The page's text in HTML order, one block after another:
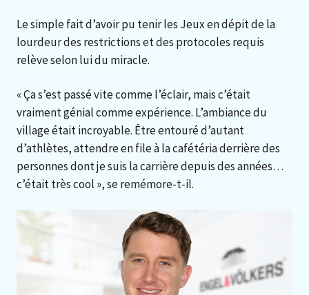
Le simple fait d’avoir pu tenir les Jeux en dépit de la
lourdeur des restrictions et des protocoles requis
relève selon lui du miracle.
« Ça s’est passé vite comme l’éclair, mais c’était
vraiment génial comme expérience. L’ambiance du
village était incroyable. Être entouré d’autant
d’athlètes, attendre en file à la cafétéria derrière des
personnes dont je suis la carrière depuis des années…
c’était très cool », se remémore-t-il.